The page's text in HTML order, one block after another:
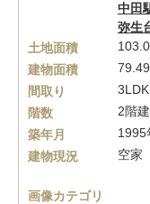
中田
弥生
土地面積
建物面積
間取り
3LDK
階数
2階
築年月
1995
建物現況
空家
画像カテゴリ